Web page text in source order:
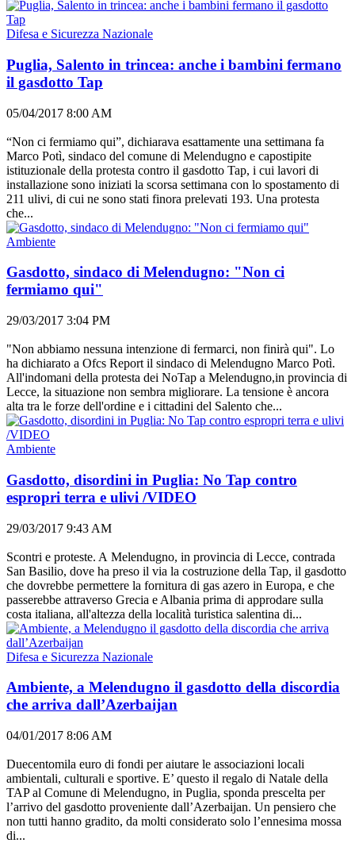
Difesa e Sicurezza Nazionale
Puglia, Salento in trincea: anche i bambini fermano
il gasdotto Tap
05/04/2017 8:00 AM
“Non ci fermiamo qui”, dichiarava esattamente una settimana fa
Marco Potì, sindaco del comune di Melendugno e capostipite
istituzionale della protesta contro il gasdotto Tap, i cui lavori di
installazione sono iniziati la scorsa settimana con lo spostamento di
211 ulivi, di cui ne sono stati finora prelevati 193. Una protesta
che...
Ambiente
Gasdotto, sindaco di Melendugno: "Non ci
fermiamo qui"
29/03/2017 3:04 PM
"Non abbiamo nessuna intenzione di fermarci, non finirà qui". Lo
ha dichiarato a Ofcs Report il sindaco di Melendugno Marco Potì.
All'indomani della protesta dei NoTap a Melendugno,in provincia di
Lecce, la situazione non sembra migliorare. La tensione è ancora
alta tra le forze dell'ordine e i cittadini del Salento che...
Ambiente
Gasdotto, disordini in Puglia: No Tap contro
espropri terra e ulivi /VIDEO
29/03/2017 9:43 AM
Scontri e proteste. A Melendugno, in provincia di Lecce, contrada
San Basilio, dove ha preso il via la costruzione della Tap, il gasdotto
che dovrebbe permettere la fornitura di gas azero in Europa, e che
passerebbe attraverso Grecia e Albania prima di approdare sulla
costa italiana, all'altezza della località turistica salentina di...
Difesa e Sicurezza Nazionale
Ambiente, a Melendugno il gasdotto della discordia
che arriva dall’Azerbaijan
04/01/2017 8:06 AM
Duecentomila euro di fondi per aiutare le associazioni locali
ambientali, culturali e sportive. E’ questo il regalo di Natale della
TAP al Comune di Melendugno, in Puglia, sponda prescelta per
l’arrivo del gasdotto proveniente dall’Azerbaijan. Un pensiero che
non tutti hanno gradito, da molti considerato solo l’ennesima mossa
di...